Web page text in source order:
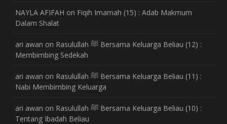
NAYLA AFIFAH on Fiqih Imamah (15) : Adab Makmum
Dalam Shalat
ari awan on Rasulullah ﷺ Bersama Keluarga Beliau (12) :
Membimbing Sedekah
ari awan on Rasulullah ﷺ Bersama Keluarga Beliau (11) :
Nabi Membimbing Keluarga
ari awan on Rasulullah ﷺ Bersama Keluarga Beliau (10) :
Tentang Ibadah Beliau